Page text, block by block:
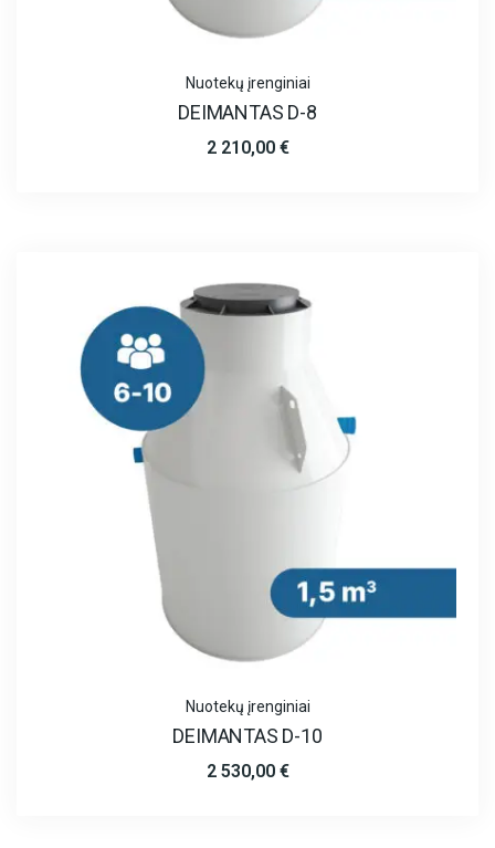
Nuotekų įrenginiai
DEIMANTAS D-8
2 210,00 €
Nuotekų įrenginiai
DEIMANTAS D-10
2 530,00 €